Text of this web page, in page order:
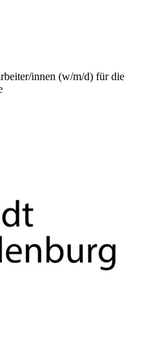
innen (w/m/d) für die